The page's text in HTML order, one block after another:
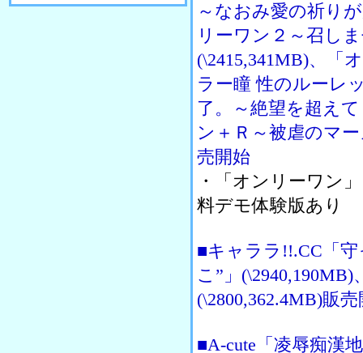
～なおみ愛の祈り
リーワン２～召し
(\2415,341MB)、「
ラー瞳 性のルーレ
了。～絶望を超え
ン＋Ｒ～被虐のマ
売開始
・「オンリーワン
料デモ体験版あり
■キャララ!!.CC「
こ”」
(\2800,362.4MB)販
■A-cute「凌辱痴漢